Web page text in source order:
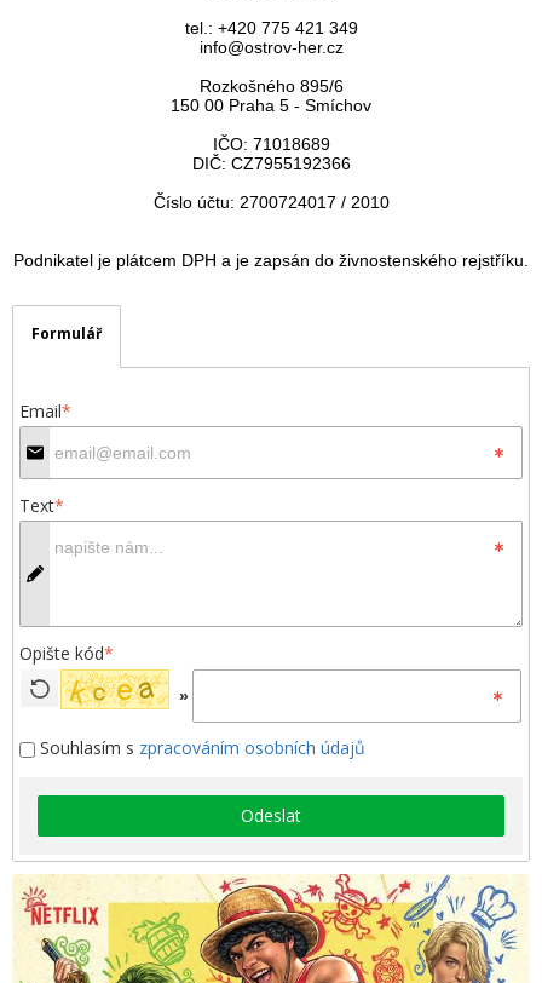
tel.: +420 775 421 349
info@ostrov-her.cz
Rozkošného 895/6
150 00 Praha 5 - Smíchov
IČO: 71018689
DIČ: CZ7955192366
Číslo účtu: 2700724017 / 2010
Podnikatel je plátcem DPH a je zapsán do živnostenského rejstříku.
Formulář
Email*
Text*
Opište kód*
»
Souhlasím s zpracováním osobních údajů
Odeslat